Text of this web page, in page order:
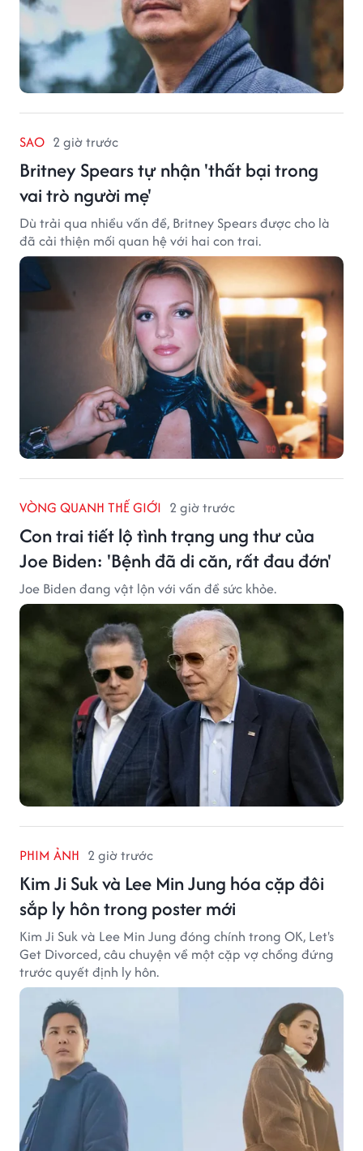
SAO 2 giờ trước
Britney Spears tự nhận 'thất bại trong
vai trò người mẹ'
Dù trải qua nhiều vấn đề, Britney Spears được cho là
đã cải thiện mối quan hệ với hai con trai.
VÒNG QUANH THẾ GIỚI 2 giờ trước
Con trai tiết lộ tình trạng ung thư của
Joe Biden: 'Bệnh đã di căn, rất đau đớn'
Joe Biden đang vật lộn với vấn đề sức khỏe.
PHIM ẢNH 2 giờ trước
Kim Ji Suk và Lee Min Jung hóa cặp đôi
sắp ly hôn trong poster mới
Kim Ji Suk và Lee Min Jung đóng chính trong OK, Let's
Get Divorced, câu chuyện về một cặp vợ chồng đứng
trước quyết định ly hôn.